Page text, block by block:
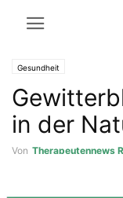
Gesundheit
in der
Von Therapeutennews